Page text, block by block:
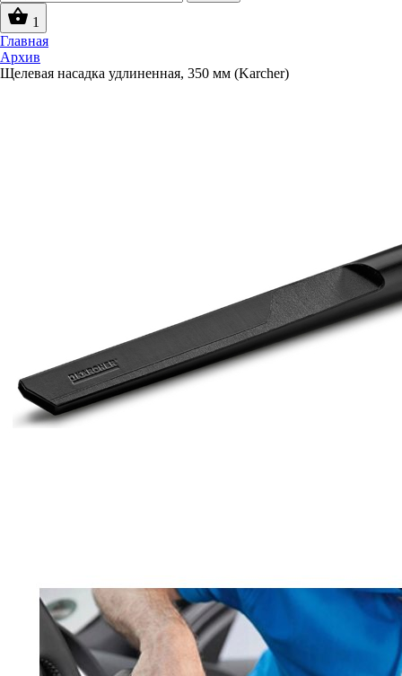
shopping_basket 1
Главная
Архив
Щелевая насадка удлиненная, 350 мм (Karcher)